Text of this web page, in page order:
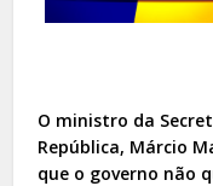
O ministro da
República, Márcio
que o governo não